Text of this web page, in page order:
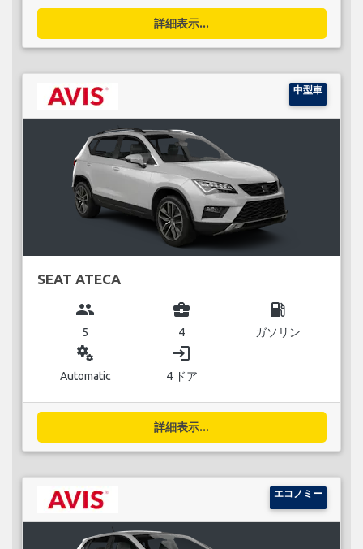
詳細表示...
中型車
SEAT ATECA
group
5
business_center
4
local_gas_station
ガソリン
miscellaneous_services
Automatic
login
4 ドア
詳細表示...
エコノミー